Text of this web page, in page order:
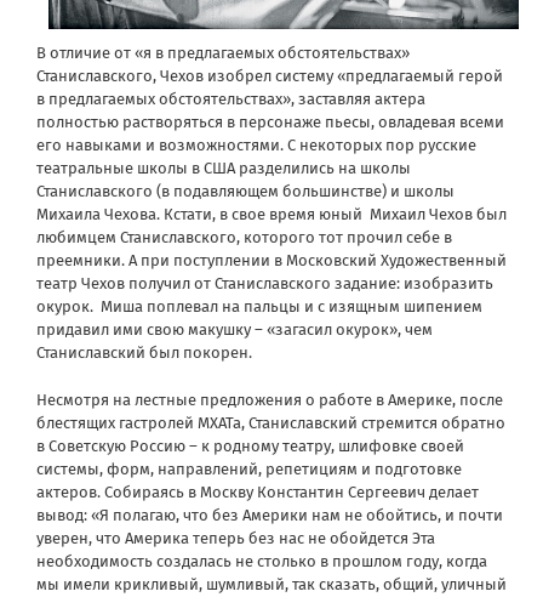
В отличие от «я в предлагаемых обстоятельствах»
Станиславского, Чехов изобрел систему «предлагаемый герой
в предлагаемых обстоятельствах», заставляя актера
полностью растворяться в персонаже пьесы, овладевая всеми
его навыками и возможностями. С некоторых пор русские
театральные школы в США разделились на школы
Станиславского (в подавляющем большинстве) и школы
Михаила Чехова. Кстати, в свое время юный Михаил Чехов был
любимцем Станиславского, которого тот прочил себе в
преемники. А при поступлении в Московский Художественный
театр Чехов получил от Станиславского задание: изобразить
окурок. Миша поплевал на пальцы и с изящным шипением
придавил ими свою макушку – «загасил окурок», чем
Станиславский был покорен.
Несмотря на лестные предложения о работе в Америке, после
блестящих гастролей МХАТа, Станиславский стремится обратно
в Советскую Россию – к родному театру, шлифовке своей
системы, форм, направлений, репетициям и подготовке
актеров. Собираясь в Москву Константин Сергеевич делает
вывод: «Я полагаю, что без Америки нам не обойтись, и почти
уверен, что Америка теперь без нас не обойдется Эта
необходимость создалась не столько в прошлом году, когда
мы имели крикливый, шумливый, так сказать, общий, уличный